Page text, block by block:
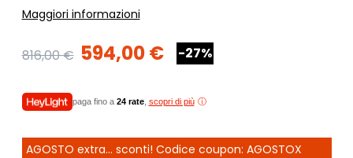
Maggiori informazioni
816,00 € 594,00 € -27%
paga fino a 24 rate, scopri di più
AGOSTO extra... sconti! Codice coupon: AGOSTOX